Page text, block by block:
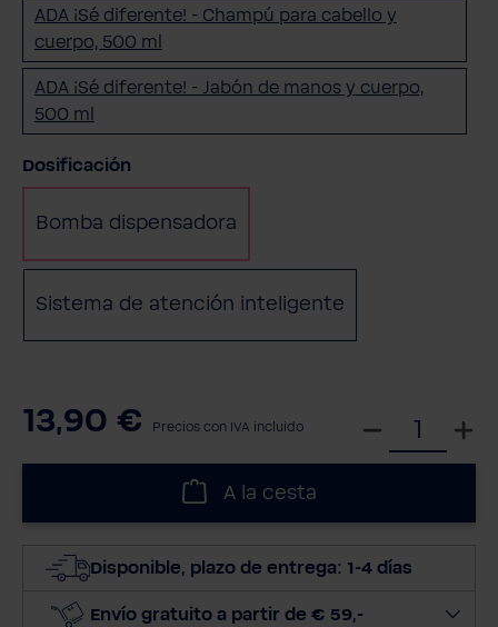
ADA ¡Sé diferente! - Champú para cabello y
cuerpo, 500 ml
ADA ¡Sé diferente! - Jabón de manos y cuerpo,
500 ml
Seleccione
Dosificación
Bomba dispensadora
Sistema de atención inteligente
13,90 € Precios con IVA incluido
c
o
A la cesta
Disponible, plazo de entrega: 1-4 días
Envío gratuito a partir de € 59,-